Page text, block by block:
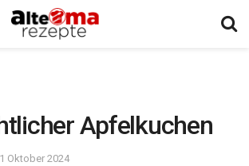
Apfelkuchen
Oktober 2024